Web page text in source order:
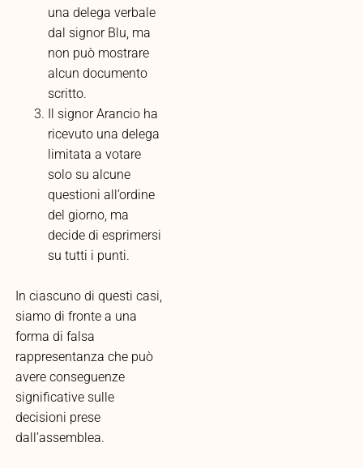
una delega verbale
dal signor Blu, ma
non può mostrare
alcun documento
scritto.
Il signor Arancio ha
ricevuto una delega
limitata a votare
solo su alcune
questioni all’ordine
del giorno, ma
decide di esprimersi
su tutti i punti.
In ciascuno di questi casi,
siamo di fronte a una
forma di falsa
rappresentanza che può
avere conseguenze
significative sulle
decisioni prese
dall’assemblea.